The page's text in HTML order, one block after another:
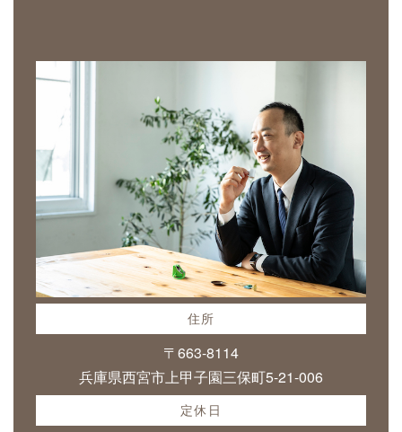
住所
〒663-8114
兵庫県西宮市上甲子園三保町5-21-006
定休日